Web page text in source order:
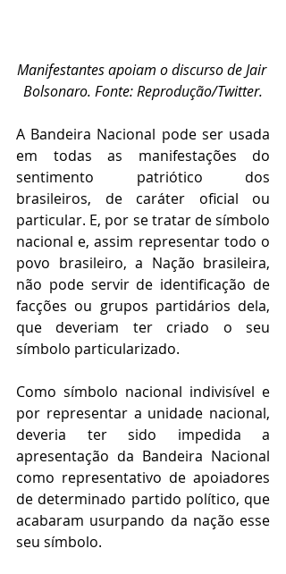
Manifestantes apoiam o discurso de Jair
Bolsonaro. Fonte: Reprodução/Twitter.
A Bandeira Nacional pode ser usada
em todas as manifestações do
sentimento patriótico dos
brasileiros, de caráter oficial ou
particular. E, por se tratar de símbolo
nacional e, assim representar todo o
povo brasileiro, a Nação brasileira,
não pode servir de identificação de
facções ou grupos partidários dela,
que deveriam ter criado o seu
símbolo particularizado.
Como símbolo nacional indivisível e
por representar a unidade nacional,
deveria ter sido impedida a
apresentação da Bandeira Nacional
como representativo de apoiadores
de determinado partido político, que
acabaram usurpando da nação esse
seu símbolo.